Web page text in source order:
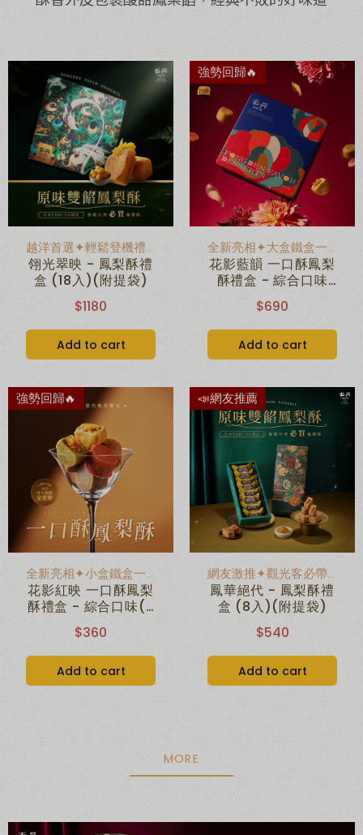
越洋首選✦輕鬆登機禮盒
翎光翠映 - 鳳梨酥禮
盒 (18入)(附提袋)
$1180
Add to cart
強勢回歸🔥
全新亮相✦大盒鐵盒一口鳳梨酥
花影藍韻 一口酥鳳梨
酥禮盒 - 綜合口味
(18入)(附提袋)
$690
Add to cart
強勢回歸🔥
全新亮相✦小盒鐵盒一口鳳梨酥
花影紅映 一口酥鳳梨
酥禮盒 - 綜合口味(8
入)(附提袋)
$360
Add to cart
📣網友推薦
網友激推✦觀光客必帶伴手禮
鳳華絕代 - 鳳梨酥禮
盒 (8入)(附提袋)
$540
Add to cart
MORE